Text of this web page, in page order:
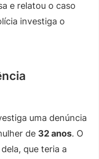
e relatou o caso
investiga o
uma denúncia
de 32 anos. O
que teria a